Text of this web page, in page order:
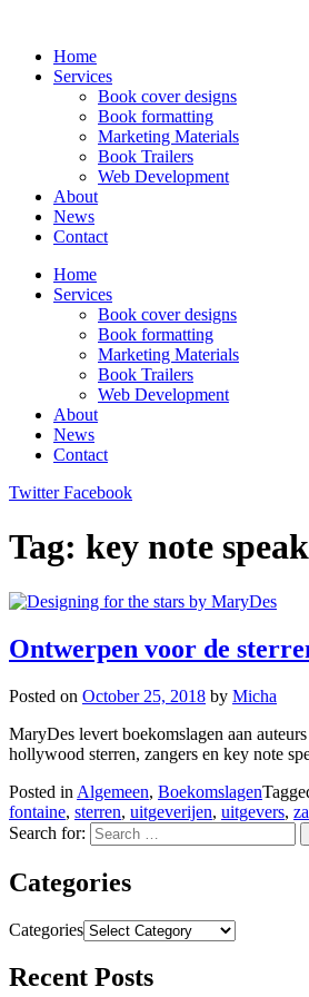
Home
Services
Book cover designs
Book formatting
Marketing Materials
Book Trailers
Web Development
About
News
Contact
Home
Services
Book cover designs
Book formatting
Marketing Materials
Book Trailers
Web Development
About
News
Contact
Twitter Facebook
Tag: key note
Ontwerpen voor de
Posted on October 25, 2018 by Micha
MaryDes levert boekomslagen aan
hollywood sterren, zangers en key note
Posted in Algemeen, Boekomslagen
fontaine, sterren, uitgeverijen, uitgevers,
Search for:
Categories
Categories
Recent Posts